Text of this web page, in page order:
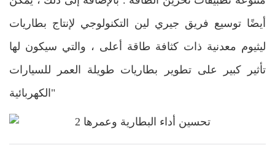
أيضًا توسيع فريق جيري لين التكنولوجي لإنتاج بطاريات
ليثيوم معدنية ذات كثافة طاقة أعلى ، والتي سيكون لها
تأثير كبير على تطوير بطاريات طويلة العمر للسيارات
الكهربائية"